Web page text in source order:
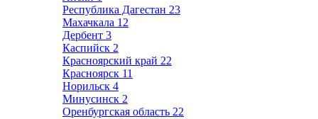
Республика Дагестан 23
Махачкала 12
Дербент 3
Каспийск 2
Красноярский край 22
Красноярск 11
Норильск 4
Минусинск 2
Оренбургская область 22